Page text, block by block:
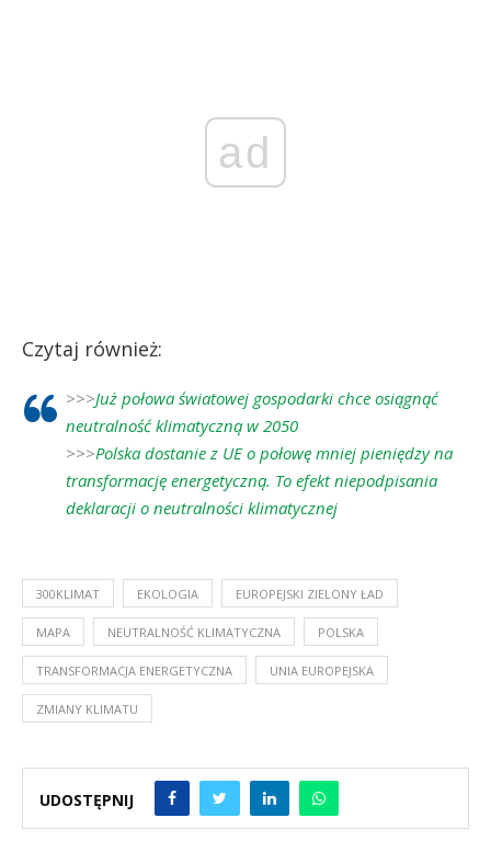
ad
Czytaj również:
>>>Już połowa światowej gospodarki chce osiągnąć
neutralność klimatyczną w 2050
>>>Polska dostanie z UE o połowę mniej pieniędzy na
transformację energetyczną. To efekt niepodpisania
deklaracji o neutralności klimatycznej
300KLIMAT EKOLOGIA EUROPEJSKI ZIELONY ŁAD
MAPA NEUTRALNOŚĆ KLIMATYCZNA POLSKA
TRANSFORMACJA ENERGETYCZNA UNIA EUROPEJSKA
ZMIANY KLIMATU
UDOSTĘPNIJ